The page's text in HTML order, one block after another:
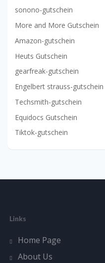
sonono-gutschein
More and More Gutschein
Amazon-gutschein
Heuts Gutschein
gearfreak-gutschein
Engelbert strauss-gutschein
Techsmith-gutschein
Equidocs Gutschein
Tiktok-gutschein
Links
Home Page
About Us